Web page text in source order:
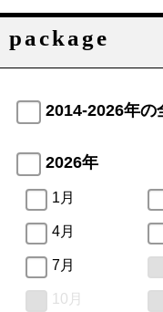
package
2014-2026年の
2026年
1月
4月
7月
10月